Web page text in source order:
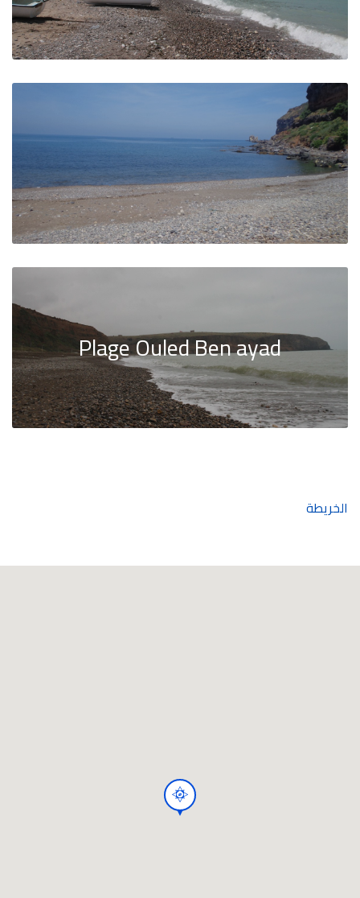
Plage Ouled Ben ayad
الخريطة